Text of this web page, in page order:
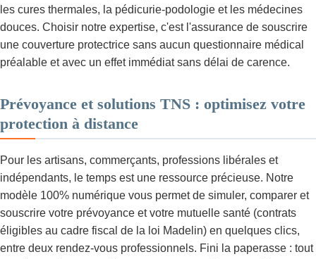
les cures thermales, la pédicurie-podologie et les médecines
douces. Choisir notre expertise, c'est l'assurance de souscrire
une couverture protectrice sans aucun questionnaire médical
préalable et avec un effet immédiat sans délai de carence.
Prévoyance et solutions TNS : optimisez votre
protection à distance
Pour les artisans, commerçants, professions libérales et
indépendants, le temps est une ressource précieuse. Notre
modèle 100% numérique vous permet de simuler, comparer et
souscrire votre prévoyance et votre mutuelle santé (contrats
éligibles au cadre fiscal de la loi Madelin) en quelques clics,
entre deux rendez-vous professionnels. Fini la paperasse : tout